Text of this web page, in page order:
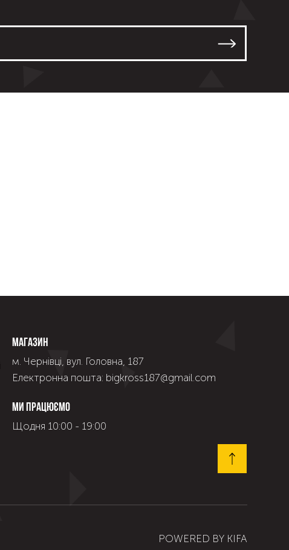
Магазин
м. Чернівці, вул. Головна, 187
Електронна пошта: bigkross187@gmail.com
Ми працюємо
Щодня 10:00 - 19:00
POWERED BY KIFA